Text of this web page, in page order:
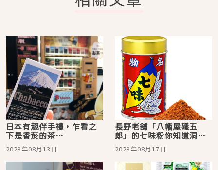
日本有趣伴手禮，乍看之
下是香菸的茶
「Chabacco」！自動販賣
機就買得到日本各地名茶
2023年08月13日
長野老舖「八幡屋礒五
郎」的七味粉你知道洞口
的秘密嗎？不只有各種有
趣口味，還有保養品和馬
卡龍！
2023年08月17日